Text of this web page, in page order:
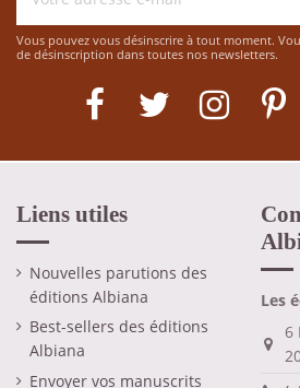
Vous pouvez vous désinscrire à tout moment.
de désinscription dans toutes nos newsletters.
Liens utiles
Nouvelles parutions des
éditions Albiana
Best-sellers des éditions
Albiana
Envoyer vos manuscrits
Les
6